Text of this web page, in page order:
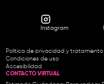
Instagram
Política de privacidad y
Condiciones de uso
Accesibilidad
CONTACTO VIRTUAL